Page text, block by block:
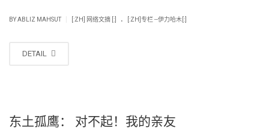
BYABLIZ MAHSUT [:ZH] 网络文摘 [:] . [:ZH]专栏 --伊力哈木[:]
DETAIL
东土孤鹰： 对不起！我的亲友